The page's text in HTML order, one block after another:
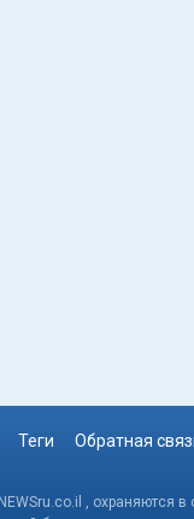
Теги Обратная
, охраняются